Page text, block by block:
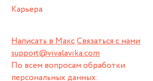
Написать в МаксСвязаться с нами
support@vivalavika.com
По всем вопросам обработки
персональных данных:
Карьера